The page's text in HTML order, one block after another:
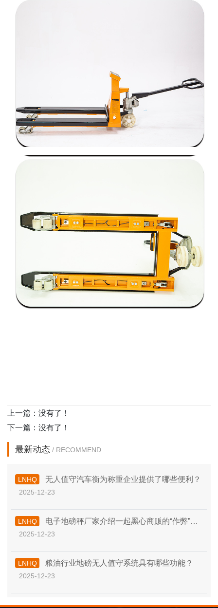
上一篇：没有了！
下一篇：没有了！
最新动态 / RECOMMEND
LNHQ 无人值守汽车衡为称重企业提供了哪些便利？
2025-12-23
LNHQ
电子地磅秤厂家介绍一起黑心商贩的“作弊”行
为！
2025-12-23
LNHQ 粮油行业地磅无人值守系统具有哪些功能？
2025-12-23